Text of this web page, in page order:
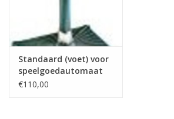
Standaard (voet) voor
speelgoedautomaat
€110,00